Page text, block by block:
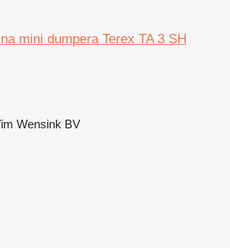
mini dumpera Terex TA 3 SH
Wensink BV